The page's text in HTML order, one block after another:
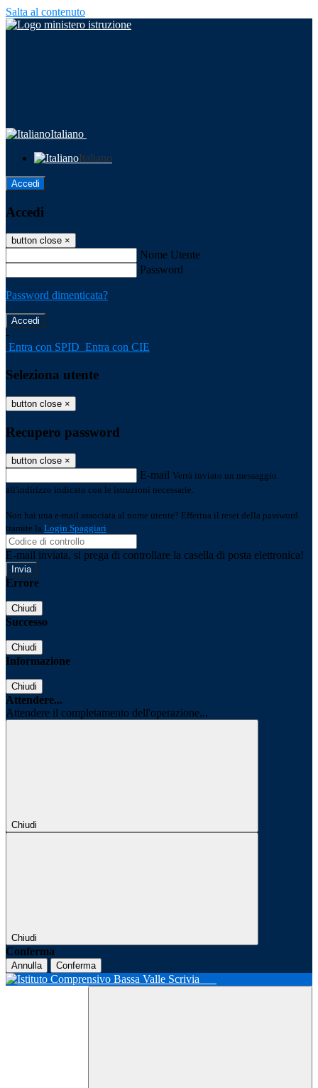
Salta al contenuto
Italiano
Italiano
Accedi
Accedi
button close ×
Nome Utente
Password
Password dimenticata?
-
Entra con SPID Entra con CIE
Seleziona utente
button close ×
Recupero password
button close ×
E-mail Verrà inviato un messaggio
all'indirizzo indicato con le istruzioni necessarie.
Non hai una e-mail associata al nome utente? Effettua il reset della password
tramite la Login Spaggiari
E-mail inviata, si prega di controllare la casella di posta elettronica!
Errore
Chiudi
Successo
Chiudi
Informazione
Chiudi
Attendere...
Attendere il completamento dell'operazione...
Chiudi
Chiudi
Conferma
Annulla Conferma